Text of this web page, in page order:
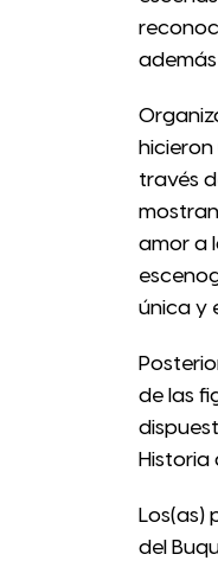
además
través
amor a
única y
de las
Historia
Los(as)
del